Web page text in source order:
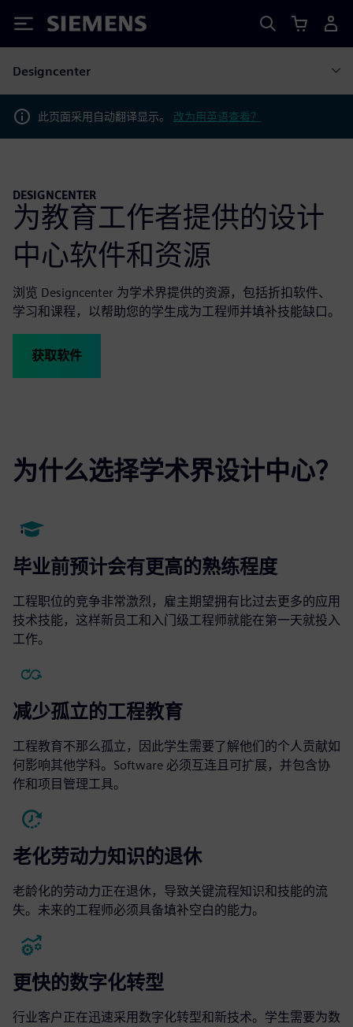
Siemens
Designcenter
此页面采用自动翻译显示。 改为用英语查看？
DESIGNCENTER
为教育工作者提供的设计
中心软件和资源
浏览 Designcenter 为学术界提供的资源，包括折扣软件、
学习和课程，以帮助您的学生成为工程师并填补技能缺口。
获取软件
为什么选择学术界设计中心？
毕业前预计会有更高的熟练程度
工程职位的竞争非常激烈，雇主期望拥有比过去更多的应用
技术技能，这样新员工和入门级工程师就能在第一天就投入
工作。
减少孤立的工程教育
工程教育不那么孤立，因此学生需要了解他们的个人贡献如
何影响其他学科。Software 必须互连且可扩展，并包含协
作和项目管理工具。
老化劳动力知识的退休
老龄化的劳动力正在退休，导致关键流程知识和技能的流
失。未来的工程师必须具备填补空白的能力。
更快的数字化转型
行业客户正在迅速采用数字化转型和新技术。学生需要为数